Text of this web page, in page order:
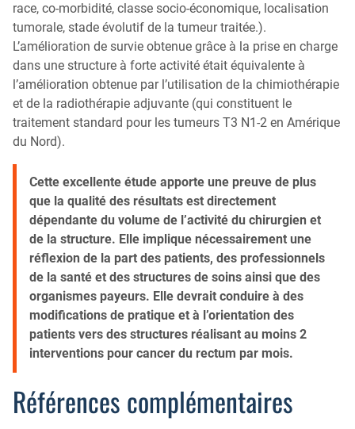
race, co-morbidité, classe socio-économique, localisation
tumorale, stade évolutif de la tumeur traitée.).
L’amélioration de survie obtenue grâce à la prise en charge
dans une structure à forte activité était équivalente à
l’amélioration obtenue par l’utilisation de la chimiothérapie
et de la radiothérapie adjuvante (qui constituent le
traitement standard pour les tumeurs T3 N1-2 en Amérique
du Nord).
Cette excellente étude apporte une preuve de plus
que la qualité des résultats est directement
dépendante du volume de l’activité du chirurgien et
de la structure. Elle implique nécessairement une
réflexion de la part des patients, des professionnels
de la santé et des structures de soins ainsi que des
organismes payeurs. Elle devrait conduire à des
modifications de pratique et à l’orientation des
patients vers des structures réalisant au moins 2
interventions pour cancer du rectum par mois.
Références complémentaires